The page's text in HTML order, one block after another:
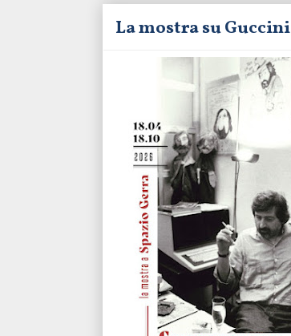
La mostra su Guccini